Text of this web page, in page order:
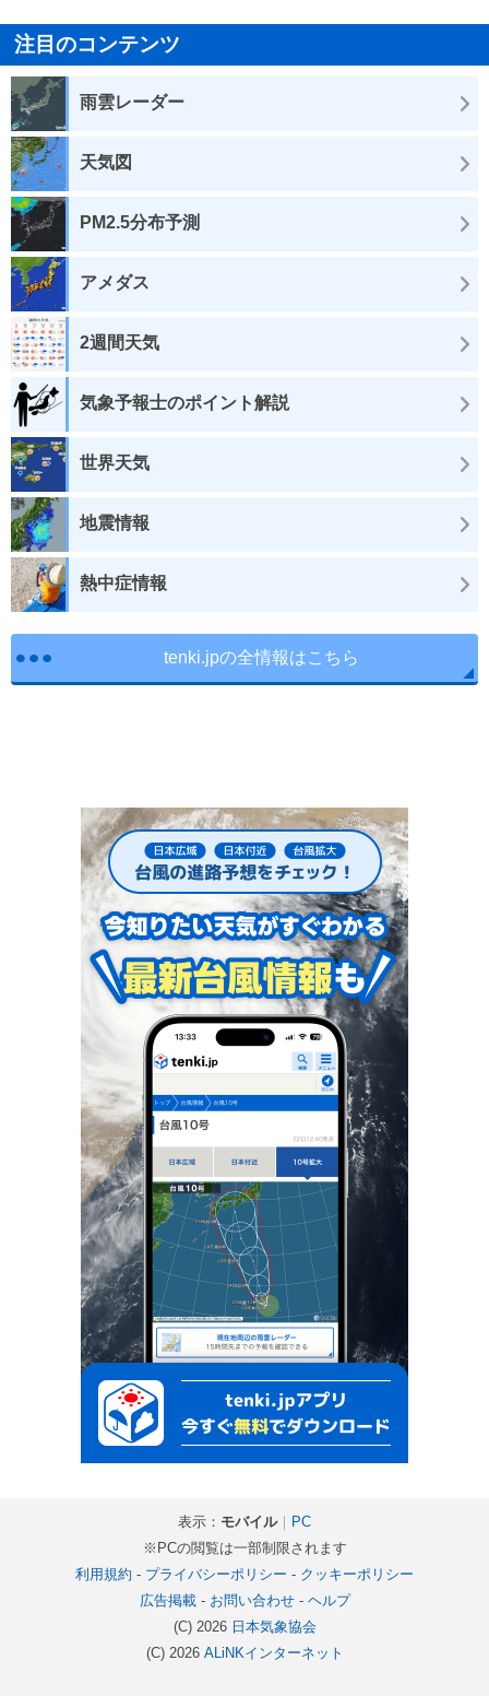
注目のコンテンツ
雨雲レーダー
天気図
PM2.5分布予測
アメダス
2週間天気
気象予報士のポイント解説
世界天気
地震情報
熱中症情報
tenki.jpの全情報はこちら
表示： モバイル｜ PC
※PCの閲覧は一部制限されます
利用規約 - プライバシーポリシー - クッキーポリシー
広告掲載- お問い合わせ- ヘルプ
(C) 2026 日本気象協会
(C) 2026 ALiNKインターネット